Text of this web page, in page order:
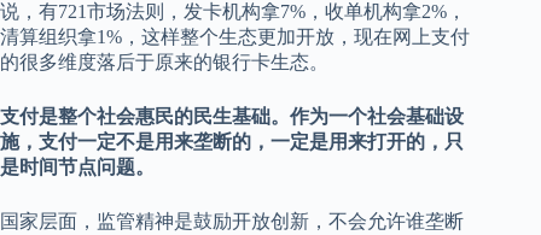
说，有721市场法则，发卡机构拿7%，收单机构拿2%，
清算组织拿1%，这样整个生态更加开放，现在网上支付
的很多维度落后于原来的银行卡生态。
支付是整个社会惠民的民生基础。作为一个社会基础设
施，支付一定不是用来垄断的，一定是用来打开的，只
是时间节点问题。
国家层面，监管精神是鼓励开放创新，不会允许谁垄断